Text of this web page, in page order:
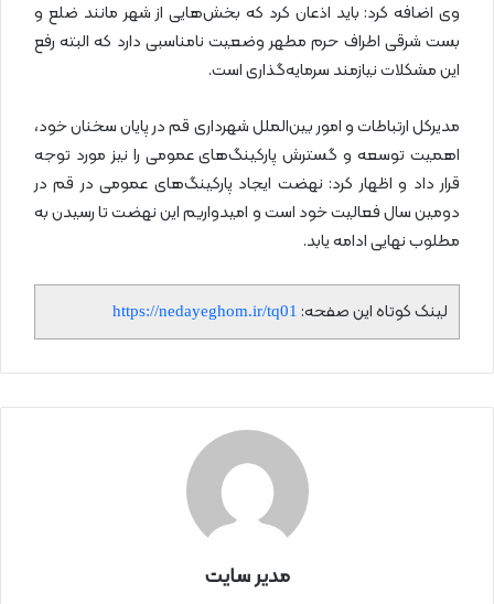
وی اضافه کرد: باید اذعان کرد که بخش‌هایی از شهر مانند ضلع و
بست شرقی اطراف حرم مطهر وضعیت نامناسبی دارد که البته رفع
این مشکلات نیازمند سرمایه‌گذاری است.
مدیرکل ارتباطات و امور بین‌الملل شهرداری قم در پایان سخنان خود،
اهمیت توسعه و گسترش پارکینگ‌های عمومی را نیز مورد توجه
قرار داد و اظهار کرد: نهضت ایجاد پارکینگ‌های عمومی در قم در
دومین سال فعالیت خود است و امیدواریم این نهضت تا رسیدن به
مطلوب نهایی ادامه یابد.
لینک کوتاه این صفحه: https://nedayeghom.ir/tq01
مدیر سایت